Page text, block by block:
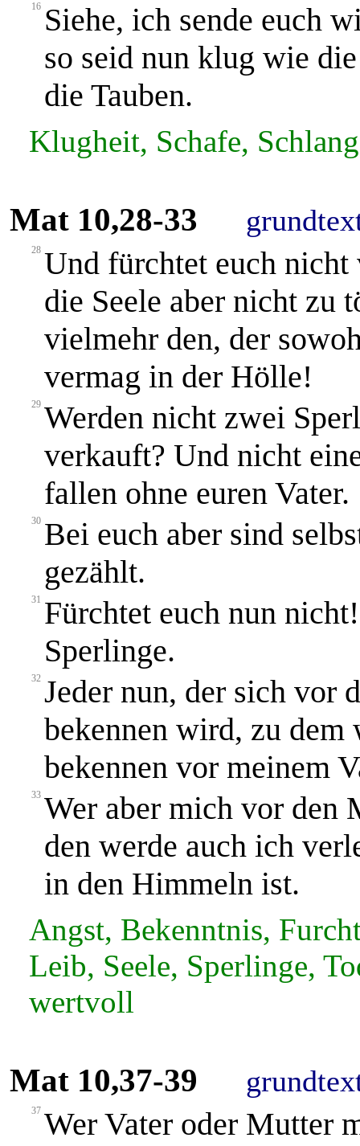
16 Siehe, ich sende euch
so seid nun klug wie
die Tauben.
Klugheit, Schafe,
Mat 10,28-33
28 Und fürchtet euch nicht
die Seele aber nicht zu
vielmehr den, der
vermag in der Hölle!
29 Werden nicht zwei
verkauft? Und nicht
fallen ohne euren Vater.
30 Bei euch aber sind
gezählt.
31 Fürchtet euch nun
Sperlinge.
32 Jeder nun, der sich vor
bekennen wird, zu dem
bekennen vor meinem
33 Wer aber mich vor den
den werde auch ich
in den Himmeln ist.
Angst, Bekenntnis,
Leib, Seele, Sperlinge,
wertvoll
Mat 10,37-39
37 Wer Vater oder Mutter